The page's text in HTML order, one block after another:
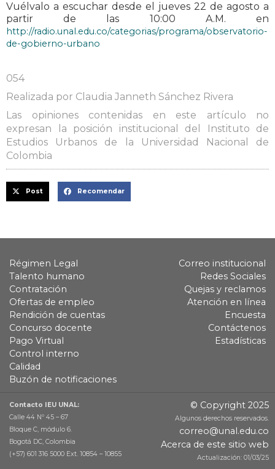
Vuélvalo a escuchar desde el jueves 22 de agosto a
partir de las 10:00 A.M. en
http://radio.unal.edu.co/categorias/programa/observatorio-
de-gobierno-urbano
054
Realizada por Claudia Janneth Sánchez Rivera
Las opiniones contenidas en este artículo no
expresan la posición institucional del Instituto de
Estudios Urbanos de la Universidad Nacional de
Colombia
Post Recomendar
Régimen Legal
Talento humano
Contratación
Ofertas de empleo
Rendición de cuentas
Concurso docente
Pago Virtual
Control interno
Calidad
Buzón de notificaciones
Correo institucional
Redes Sociales
Quejas y reclamos
Atención en línea
Encuesta
Contáctenos
Estadísticas
Contacto IEU UNAL:
Calle 44 Nº 45 – 67
Bloque C, módulo 6.
Bogotá DC, Colombia
(+57) 601 316 5000 Ext. 10854 – 10855
© Copyright 2025
Algunos derechos reservados.
correo@unal.edu.co
Acerca de este sitio web
Actualización: 01/03/25